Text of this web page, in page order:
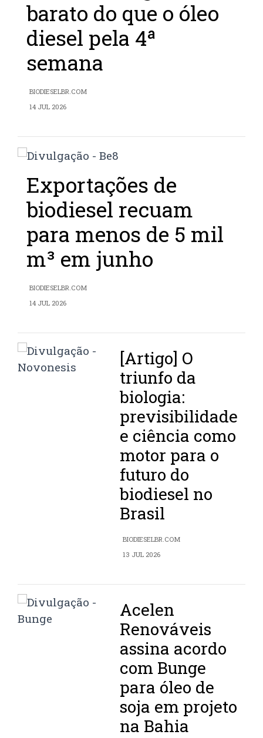
barato do que o óleo
diesel pela 4ª
semana
BIODIESELBR.COM
14 JUL 2026
Exportações de
biodiesel recuam
para menos de 5 mil
m³ em junho
BIODIESELBR.COM
14 JUL 2026
[Artigo] O
triunfo da
biologia:
previsibilidade
e ciência como
motor para o
futuro do
biodiesel no
Brasil
BIODIESELBR.COM
13 JUL 2026
Acelen
Renováveis
assina acordo
com Bunge
para óleo de
soja em projeto
na Bahia